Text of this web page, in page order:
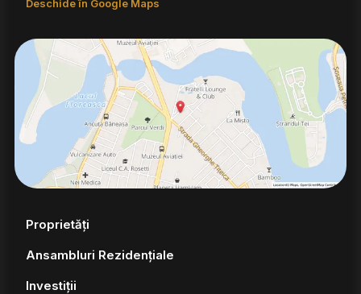
Deschide în Google Maps
Proprietăți
Ansambluri Rezidențiale
Investiții